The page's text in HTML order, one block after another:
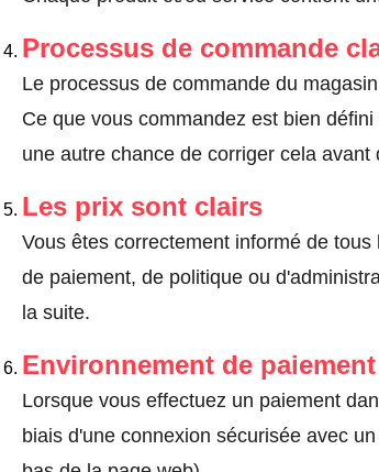
Processus de commande
Le processus de commande du
Ce que vous commandez est bien
une autre chance de corriger cela avant
Les prix sont clairs
Vous êtes correctement informé de
de paiement, de politique ou
la suite.
Environnement de
Lorsque vous effectuez un paiement
biais d'une connexion sécurisée avec